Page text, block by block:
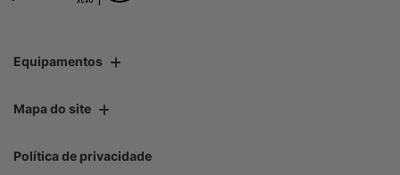
Equipamentos
Mapa do site
Política de privacidade